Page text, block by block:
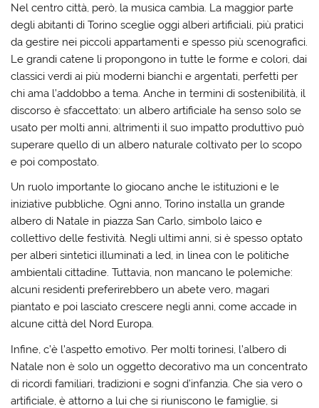
Nel centro città, però, la musica cambia. La maggior parte
degli abitanti di Torino sceglie oggi alberi artificiali, più pratici
da gestire nei piccoli appartamenti e spesso più scenografici.
Le grandi catene li propongono in tutte le forme e colori, dai
classici verdi ai più moderni bianchi e argentati, perfetti per
chi ama l’addobbo a tema. Anche in termini di sostenibilità, il
discorso è sfaccettato: un albero artificiale ha senso solo se
usato per molti anni, altrimenti il suo impatto produttivo può
superare quello di un albero naturale coltivato per lo scopo
e poi compostato.
Un ruolo importante lo giocano anche le istituzioni e le
iniziative pubbliche. Ogni anno, Torino installa un grande
albero di Natale in piazza San Carlo, simbolo laico e
collettivo delle festività. Negli ultimi anni, si è spesso optato
per alberi sintetici illuminati a led, in linea con le politiche
ambientali cittadine. Tuttavia, non mancano le polemiche:
alcuni residenti preferirebbero un abete vero, magari
piantato e poi lasciato crescere negli anni, come accade in
alcune città del Nord Europa.
Infine, c’è l’aspetto emotivo. Per molti torinesi, l’albero di
Natale non è solo un oggetto decorativo ma un concentrato
di ricordi familiari, tradizioni e sogni d’infanzia. Che sia vero o
artificiale, è attorno a lui che si riuniscono le famiglie, si